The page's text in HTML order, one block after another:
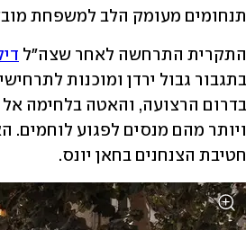
תנחומים מעומק הלב למשפחת
התקרית התרחשה לאחר שצה"ל
חטיבת הצנחנים בחאן יונס.